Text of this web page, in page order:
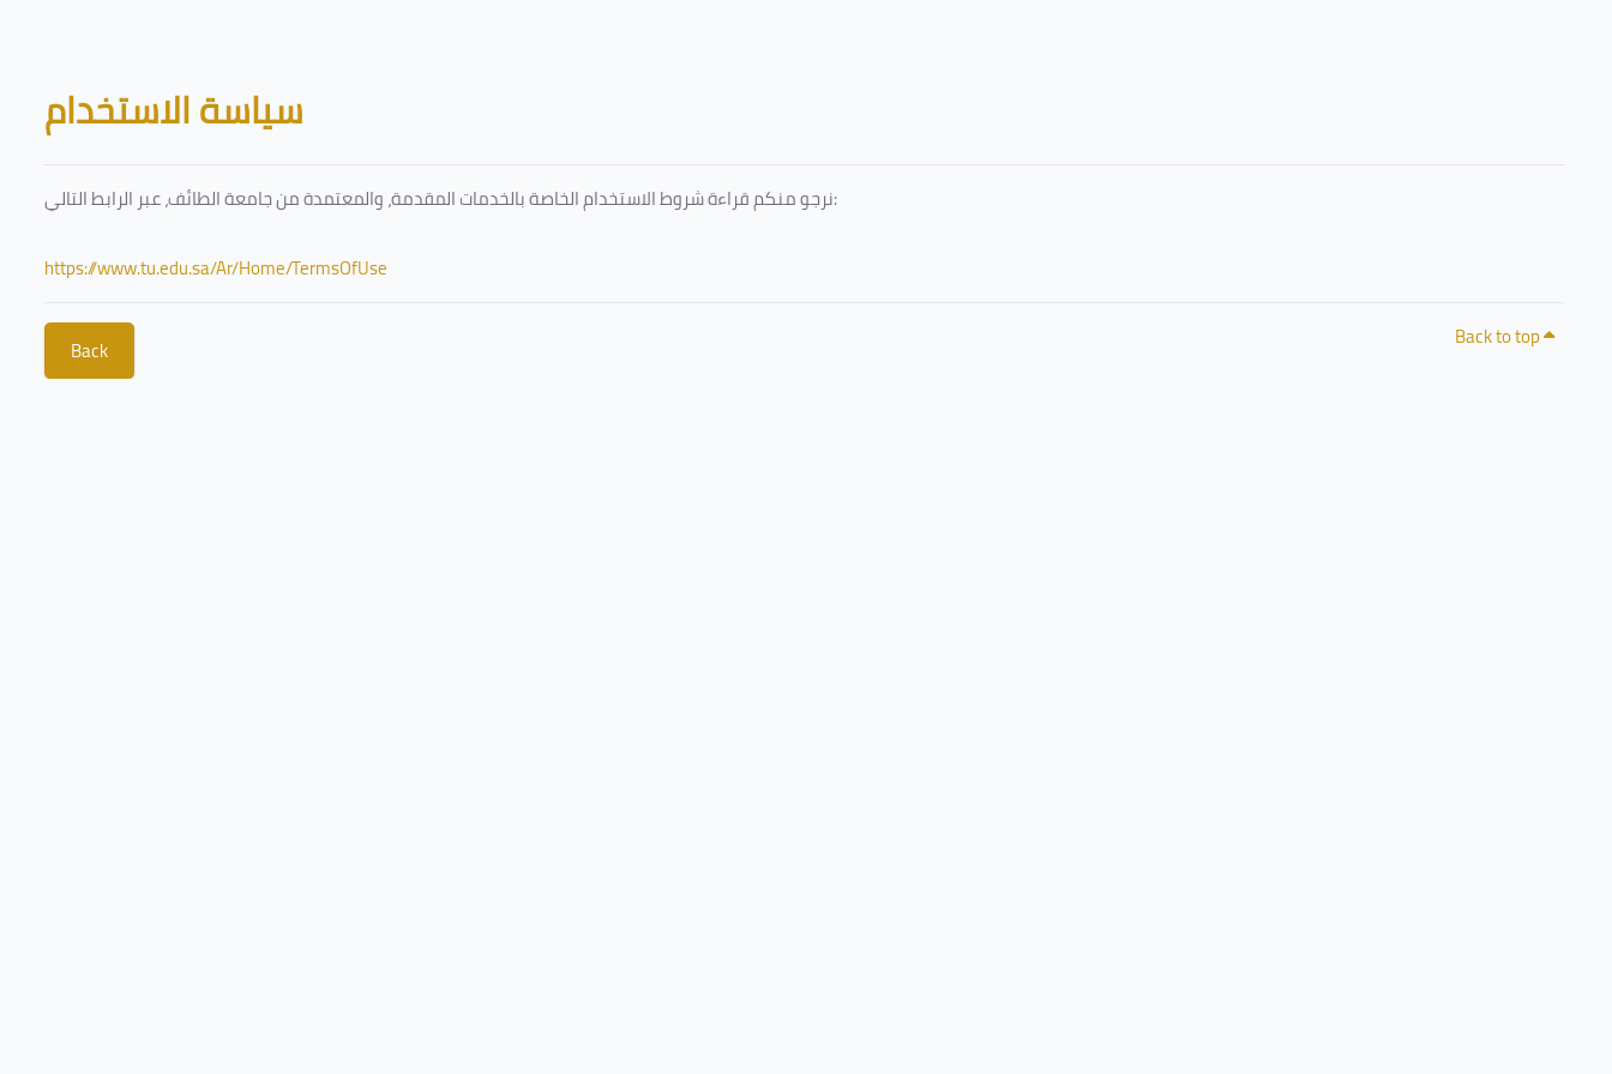
Blocks
سياسة الاستخدام
نرجو منكم قراءة شروط الاستخدام الخاصة بالخدمات المقدمة، والمعتمدة من جامعة الطائف، عبر الرابط التالي:
https://www.tu.edu.sa/Ar/Home/TermsOfUse
Back Back to top